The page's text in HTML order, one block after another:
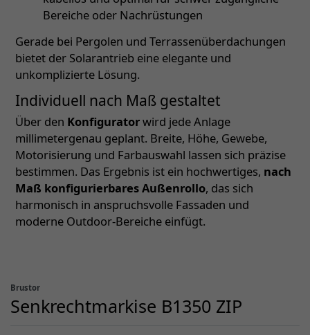
Bereiche oder Nachrüstungen
Gerade bei Pergolen und Terrassenüberdachungen
bietet der Solarantrieb eine elegante und
unkomplizierte Lösung.
Individuell nach Maß gestaltet
Über den Konfiguratorwird jede Anlage
millimetergenau geplant. Breite, Höhe, Gewebe,
Motorisierung und Farbauswahl lassen sich präzise
bestimmen. Das Ergebnis ist ein hochwertiges, nach
Maß konfigurierbares Außenrollo, das sich
harmonisch in anspruchsvolle Fassaden und
moderne Outdoor-Bereiche einfügt.
Brustor
Senkrechtmarkise B1350 ZIP